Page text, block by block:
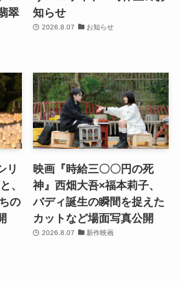
翠
知らせ
2026.8.07 お知らせ
リ
、
の
映画『時給三〇〇円の死
神』西畑大吾×福本莉子、
バディ誕生の瞬間を捉えた
カットなど場面写真公開
2026.8.07 新作映画